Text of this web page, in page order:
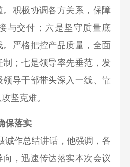
。积极协调各方关系，保障
与交付；六是坚守质量底
严格把控产品质量，全面
制；七是领导率先垂范，发
领导干部带头深入一线、靠
坚克难。
保落实
诚作总结讲话，他强调，各
，迅速传达落实本次会议